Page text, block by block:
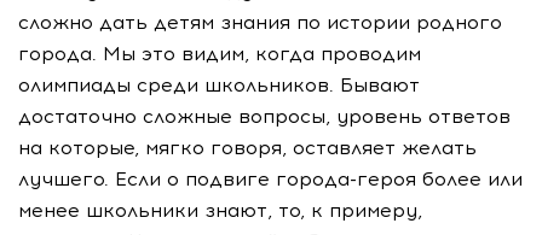
сложно дать детям знания по истории родного
города. Мы это видим, когда проводим
олимпиады среди школьников. Бывают
достаточно сложные вопросы, уровень ответов
на которые, мягко говоря, оставляет желать
лучшего. Если о подвиге города-героя более или
менее школьники знают, то, к примеру,